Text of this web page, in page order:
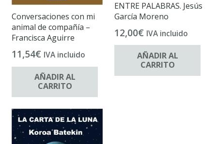
Conversaciones con mi
animal de compañía –
Francisca Aguirre
11,54€ IVA incluido
AÑADIR AL
CARRITO
ENTRE PALABRAS. Jesús
García Moreno
12,00€ IVA incluido
AÑADIR AL
CARRITO